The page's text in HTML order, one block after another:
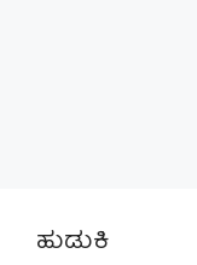
ಹುಡುಕಿ